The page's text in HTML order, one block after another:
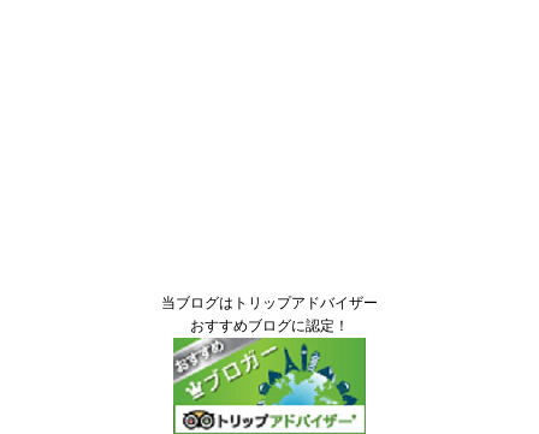
当ブログはトリップアドバイザー
おすすめブログに認定！